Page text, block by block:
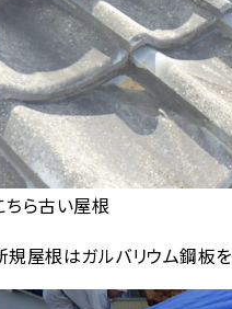
ちら古い屋根
規屋根はガルバリウム鋼板